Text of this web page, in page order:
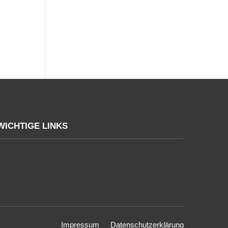
LINKS
Impressum Datenschutzerklärung